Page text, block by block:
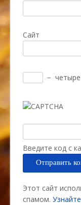
Сайт
− четыре
Введите код с
Этот сайт
спамом.